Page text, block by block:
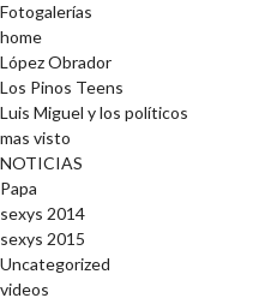
Fotogalerías
home
López Obrador
Los Pinos Teens
Luis Miguel y los políticos
mas visto
NOTICIAS
Papa
sexys 2014
sexys 2015
Uncategorized
videos